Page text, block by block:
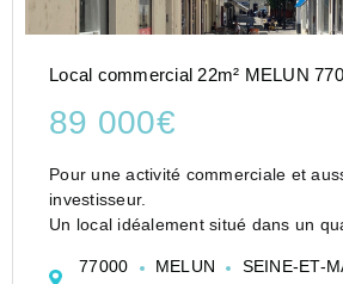
Local commercial 22m² MELUN
89 000€
Pour une activité commerciale et
investisseur.
Un local idéalement situé dans un
41 m2 sur deux niveaux.
77000 MELUN SEINE-ET-